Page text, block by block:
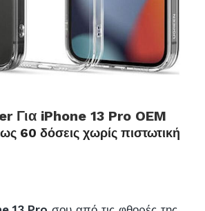
Για iPhone 13 Pro OEM
60 δόσεις χωρίς πιστωτική